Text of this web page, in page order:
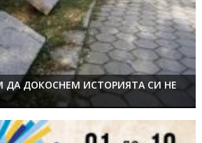
ДОКОСНЕМ ИСТОРИЯТА СИ НЕ